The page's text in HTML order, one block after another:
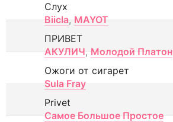
Слух
Biicla, MAYOT
ПРИВЕТ
АКУЛИЧ, Молодой Платон
Ожоги от сигарет
Sula Fray
Privet
Самое Большое Простое